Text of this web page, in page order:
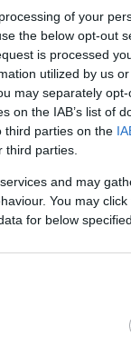
of your
the below opt-out
is processed
utilized by us
may separately
on the IAB’s list of
third parties on the
parties.
and may
You may
for below
η πλειοψηφία
και
ποσό άνω του